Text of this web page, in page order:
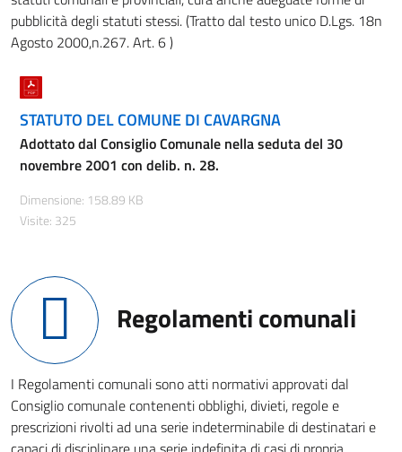
pubblicità degli statuti stessi. (Tratto dal testo unico D.Lgs. 18n
Agosto 2000,n.267. Art. 6 )
STATUTO DEL COMUNE DI CAVARGNA
Adottato dal Consiglio Comunale nella seduta del 30
novembre 2001 con delib. n. 28.
Dimensione: 158.89 KB
Visite: 325
Regolamenti comunali
I Regolamenti comunali sono atti normativi approvati dal
Consiglio comunale contenenti obblighi, divieti, regole e
prescrizioni rivolti ad una serie indeterminabile di destinatari e